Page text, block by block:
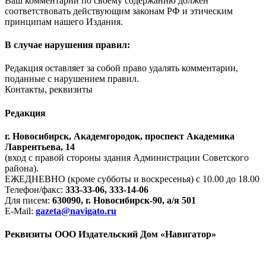
соответствовать действующим законам РФ и этическим
принципам нашего Издания.
В случае нарушения правил:
Редакция оставляет за собой право удалять комментарии,
поданные с нарушением правил.
Контакты, реквизиты
Редакция
г. Новосибирск, Академгородок, проспект Академика
Лаврентьева, 14
(вход с правой стороны здания Администрации Советского
района).
ЕЖЕДНЕВНО (кроме субботы и воскресенья) с 10.00 до 18.00
Телефон/факс: 333-33-06, 333-14-06
Для писем: 630090, г. Новосибирск-90, а/я 501
E-Mail: gazeta@navigato.ru
Реквизиты ООО Издательский Дом «Навигатор»